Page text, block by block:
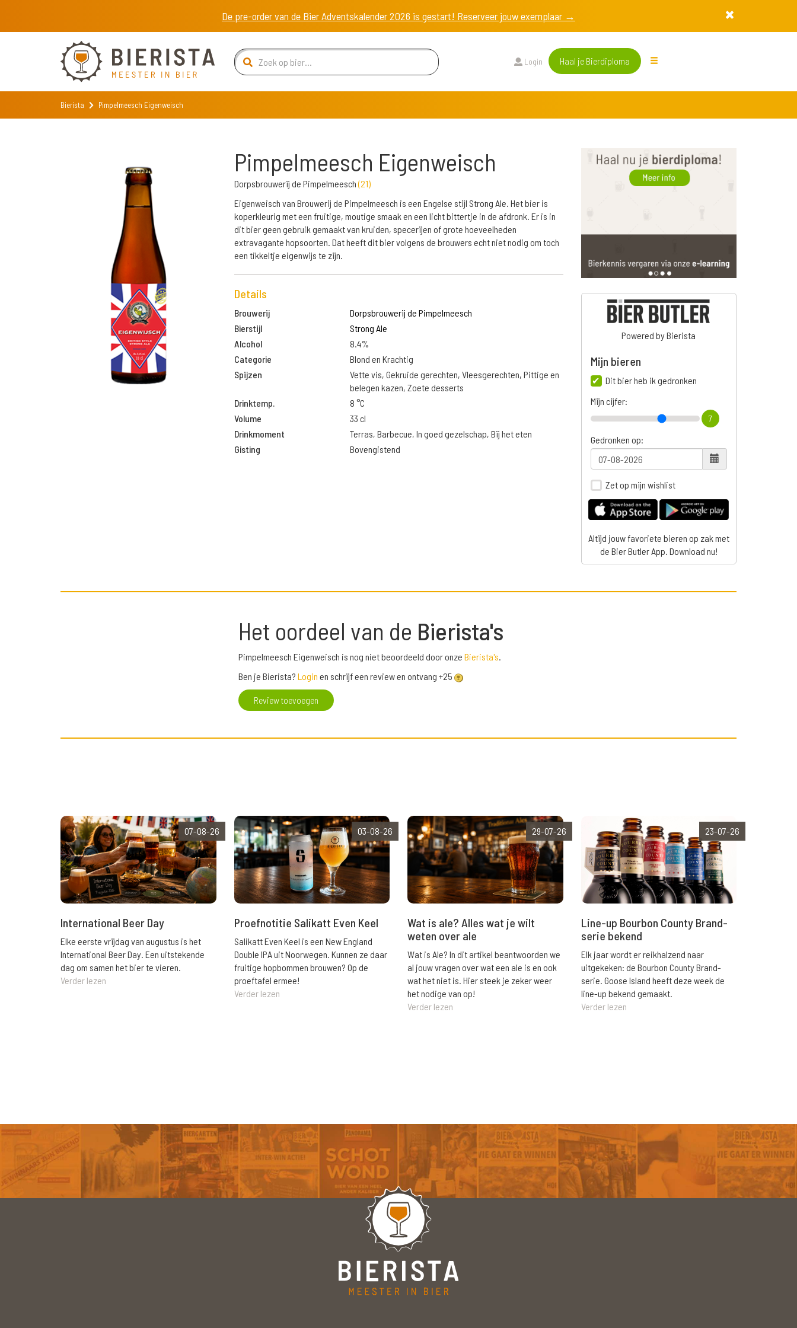
De pre-order van de Bier Adventskalender 2026 is gestart! Reserveer jouw exemplaar →
Login Haal je Bierdiploma
Bierista Pimpelmeesch Eigenweisch
Pimpelmeesch Eigenweisch
Dorpsbrouwerij de Pimpelmeesch(21)
Eigenweisch van Brouwerij de Pimpelmeesch is een Engelse stijl Strong Ale. Het bier is
koperkleurig met een fruitige, moutige smaak en een licht bittertje in de afdronk. Er is in
dit bier geen gebruik gemaakt van kruiden, specerijen of grote hoeveelheden
extravagante hopsoorten. Dat heeft dit bier volgens de brouwers echt niet nodig om toch
een tikkeltje eigenwijs te zijn.
Details
Brouwerij
Dorpsbrouwerij de Pimpelmeesch
Bierstijl
Strong Ale
Alcohol
8.4%
Categorie
Blond en Krachtig
Spijzen
Vette vis, Gekruide gerechten, Vleesgerechten, Pittige en
belegen kazen, Zoete desserts
Drinktemp.
8 °C
Volume
33 cl
Drinkmoment
Terras, Barbecue, In goed gezelschap, Bij het eten
Gisting
Bovengistend
Powered by Bierista
Mijn bieren
Dit bier heb ik gedronken
Mijn cijfer:
7
Gedronken op:
Zet op mijn wishlist
Altijd jouw favoriete bieren op zak met
de Bier Butler App. Download nu!
Het oordeel van de Bierista's
Pimpelmeesch Eigenweisch is nog niet beoordeeld door onze Bierista's.
Ben je Bierista? Login en schrijf een review en ontvang +25
Review toevoegen
07-08-26
International Beer Day
Elke eerste vrijdag van augustus is het
International Beer Day. Een uitstekende
dag om samen het bier te vieren.
Verder lezen
03-08-26
Proefnotitie Salikatt Even Keel
Salikatt Even Keel is een New England
Double IPA uit Noorwegen. Kunnen ze daar
fruitige hopbommen brouwen? Op de
proeftafel ermee!
Verder lezen
29-07-26
Wat is ale? Alles wat je wilt
weten over ale
Wat is Ale? In dit artikel beantwoorden we
al jouw vragen over wat een ale is en ook
wat het niet is. Hier steek je zeker weer
het nodige van op!
Verder lezen
23-07-26
Line-up Bourbon County Brand-
serie bekend
Elk jaar wordt er reikhalzend naar
uitgekeken: de Bourbon County Brand-
serie. Goose Island heeft deze week de
line-up bekend gemaakt.
Verder lezen